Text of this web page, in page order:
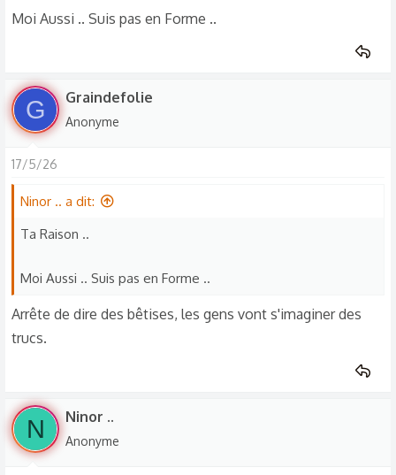
Moi Aussi .. Suis pas en Forme ..
G Graindefolie
Anonyme
17/5/26
Ninor .. a dit:
Ta Raison ..
Moi Aussi .. Suis pas en Forme ..
Arrête de dire des bêtises, les gens vont s'imaginer des
trucs.
N Ninor ..
Anonyme